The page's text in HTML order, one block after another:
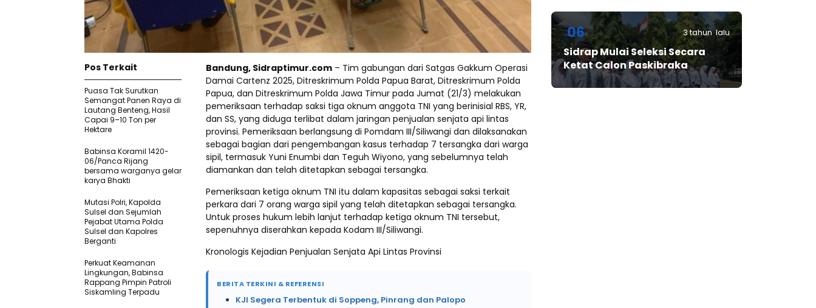
Bandung, Sidraptimur.com – Tim gabungan dari Satgas Gakkum Operasi
Damai Cartenz 2025, Ditreskrimum Polda Papua Barat, Ditreskrimum Polda
Papua, dan Ditreskrimum Polda Jawa Timur pada Jumat (21/3) melakukan
pemeriksaan terhadap saksi tiga oknum anggota TNI yang berinisial RBS, YR,
dan SS, yang diduga terlibat dalam jaringan penjualan senjata api lintas
provinsi. Pemeriksaan berlangsung di Pomdam III/Siliwangi dan dilaksanakan
sebagai bagian dari pengembangan kasus terhadap 7 tersangka dari warga
sipil, termasuk Yuni Enumbi dan Teguh Wiyono, yang sebelumnya telah
diamankan dan telah ditetapkan sebagai tersangka.
Pemeriksaan ketiga oknum TNI itu dalam kapasitas sebagai saksi terkait
perkara dari 7 orang warga sipil yang telah ditetapkan sebagai tersangka.
Untuk proses hukum lebih lanjut terhadap ketiga oknum TNI tersebut,
sepenuhnya diserahkan kepada Kodam III/Siliwangi.
Kronologis Kejadian Penjualan Senjata Api Lintas Provinsi
BERITA TERKINI & REFERENSI
KJI Segera Terbentuk di Soppeng, Pinrang dan Palopo
Pos Terkait
Puasa Tak Surutkan
Semangat Panen Raya di
Lautang Benteng, Hasil
Capai 9–10 Ton per
Hektare
Babinsa Koramil 1420-
06/Panca Rijang
bersama warganya gelar
karya Bhakti
Mutasi Polri, Kapolda
Sulsel dan Sejumlah
Pejabat Utama Polda
Sulsel dan Kapolres
Berganti
Perkuat Keamanan
Lingkungan, Babinsa
Rappang Pimpin Patroli
Siskamling Terpadu
06 3 tahun lalu
Sidrap Mulai Seleksi Secara
Ketat Calon Paskibraka